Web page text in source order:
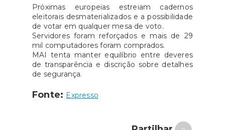
Próximas europeias estreiam cadernos
eleitorais desmaterializados e a possibilidade
de votar em qualquer mesa de voto.
Servidores foram reforçados e mais de 29
mil computadores foram comprados.
MAI tenta manter equilíbrio entre deveres
de transparência e discrição sobre detalhes
de segurança.
Fonte: Expresso